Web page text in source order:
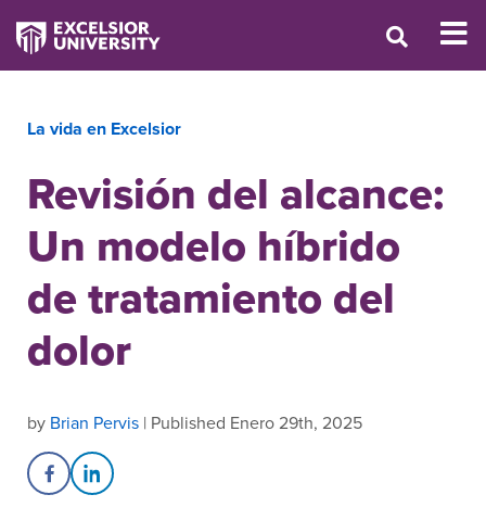
La vida en Excelsior
Revisión del alcance:
Un modelo híbrido
de tratamiento del
dolor
by Brian Pervis | Published Enero 29th, 2025
Share on Facebook
Share on LinkedIn